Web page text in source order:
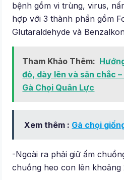
bệnh gồm vi trùng, virus,
hợp với 3 thành phần gồm
Glutaraldehyde và
Tham Khảo Thêm:
đỏ, dày lên và săn chắc
Gà Chọi Quân Lực
Xem thêm : Gà chọi
-Ngoài ra phải giữ ấm
chuồng heo con lên khoảng